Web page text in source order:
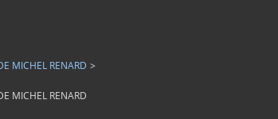
MICHEL RENARD >
MICHEL RENARD